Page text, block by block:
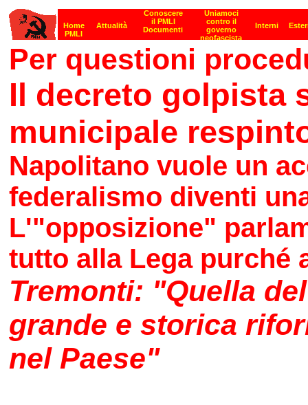
Per questioni
Il decreto golpista
municipale
Napolitano vuole un
federalismo diventi
L'"opposizione"
tutto alla Lega purché
Tremonti: "Quella
grande e storica
nel Paese"